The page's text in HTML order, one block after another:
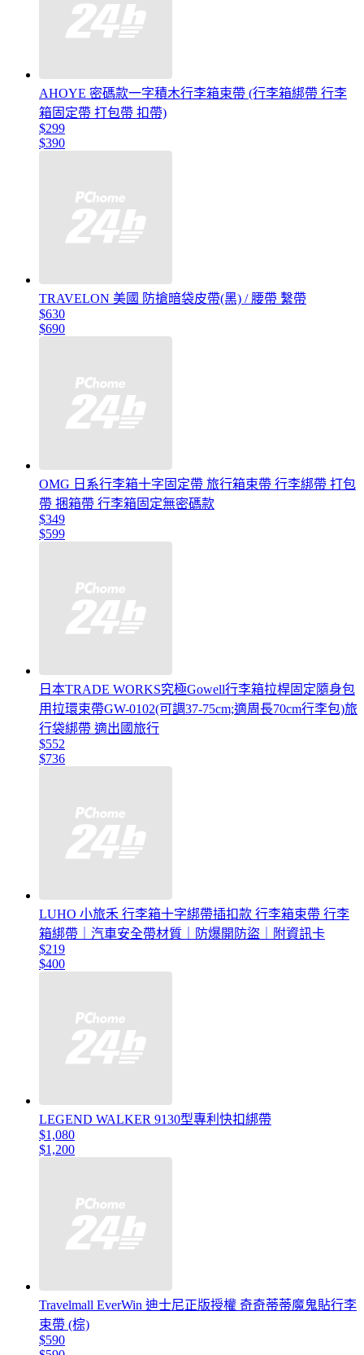
AHOYE 密碼款一字積木行李箱束帶 (行李箱綁帶 行李
箱固定帶 打包帶 扣帶)
$299
$390
TRAVELON 美國 防搶暗袋皮帶(黑) / 腰帶 繫帶
$630
$690
OMG 日系行李箱十字固定帶 旅行箱束帶 行李綁帶 打包
帶 捆箱帶 行李箱固定無密碼款
$349
$599
日本TRADE WORKS究極Gowell行李箱拉桿固定隨身包
用拉環束帶GW-0102(可調37-75cm;適周長70cm行李包)旅
行袋綁帶 適出國旅行
$552
$736
LUHO 小旅禾 行李箱十字綁帶插扣款 行李箱束帶 行李
箱綁帶｜汽車安全帶材質｜防爆開防盜｜附資訊卡
$219
$400
LEGEND WALKER 9130型專利快扣綁帶
$1,080
$1,200
Travelmall EverWin 迪士尼正版授權 奇奇蒂蒂魔鬼貼行李
束帶 (棕)
$590